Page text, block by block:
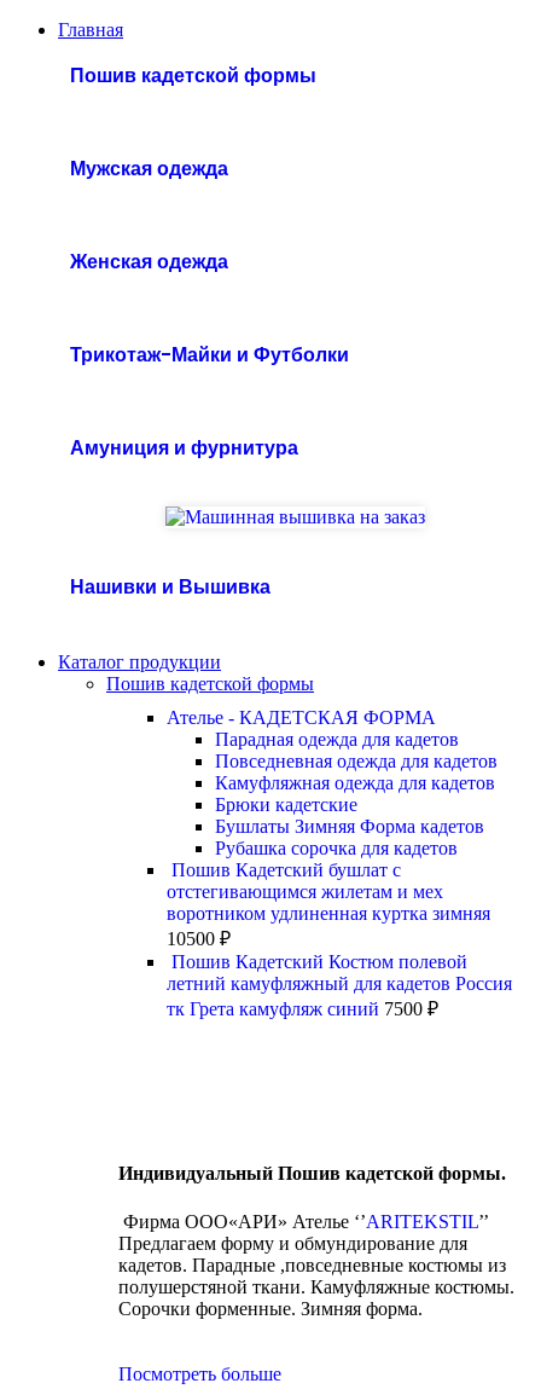
Главная
Пошив кадетской формы
Мужская одежда
Женская одежда
Трикотаж-Майки и Футболки
Амуниция и фурнитура
Нашивки и Вышивка
Каталог продукции
Пошив кадетской формы
Ателье - КАДЕТСКАЯ ФОРМА
Парадная одежда для кадетов
Повседневная одежда для кадетов
Камуфляжная одежда для кадетов
Брюки кадетские
Бушлаты Зимняя Форма кадетов
Рубашка сорочка для кадетов
Пошив Кадетский бушлат с
отстегивающимся жилетам и мех
воротником удлиненная куртка зимняя
10500 ₽
Пошив Кадетский Костюм полевой
летний камуфляжный для кадетов Россия
тк Грета камуфляж синий 7500 ₽
Индивидуальный Пошив кадетской формы.
Фирма ООО«АРИ» Ателье ‘’ARITEKSTIL’’
Предлагаем форму и обмундирование для
кадетов. Парадные ,повседневные костюмы из
полушерстяной ткани. Камуфляжные костюмы.
Сорочки форменные. Зимняя форма.
Посмотреть больше